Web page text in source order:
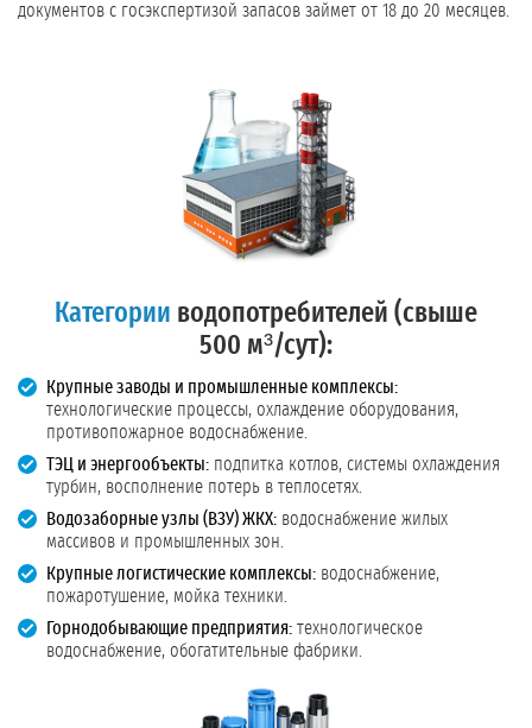
документов с госэкспертизой запасов займет от 18 до 20 месяцев.
Категории водопотребителей (свыше
500 м³/сут):
Крупные заводы и промышленные комплексы:
технологические процессы, охлаждение оборудования,
противопожарное водоснабжение.
ТЭЦ и энергообъекты: подпитка котлов, системы охлаждения
турбин, восполнение потерь в теплосетях.
Водозаборные узлы (ВЗУ) ЖКХ: водоснабжение жилых
массивов и промышленных зон.
Крупные логистические комплексы: водоснабжение,
пожаротушение, мойка техники.
Горнодобывающие предприятия: технологическое
водоснабжение, обогатительные фабрики.